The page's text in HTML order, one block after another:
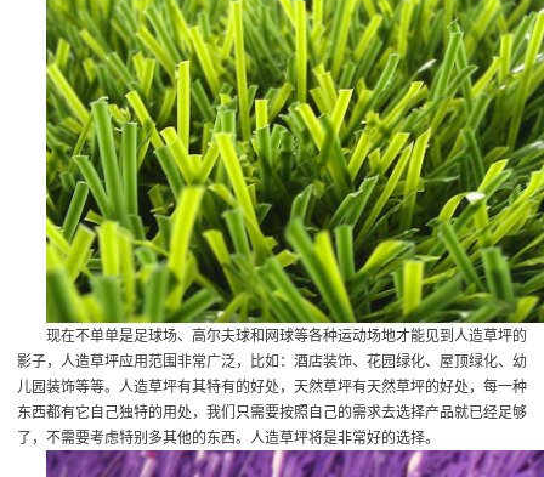
现在不单单是足球场、高尔夫球和网球等各种运动场地才能见到人造草坪的
影子，人造草坪应用范围非常广泛，比如：酒店装饰、花园绿化、屋顶绿化、幼
儿园装饰等等。人造草坪有其特有的好处，天然草坪有天然草坪的好处，每一种
东西都有它自己独特的用处，我们只需要按照自己的需求去选择产品就已经足够
了，不需要考虑特别多其他的东西。人造草坪将是非常好的选择。